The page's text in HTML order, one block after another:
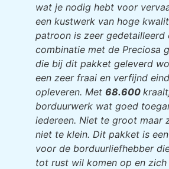
wat je nodig hebt voor
een kustwerk van hoge
patroon is zeer gedetailleerd
combinatie met de Preciosa
die bij dit pakket geleverd
een zeer fraai en verfijnd
opleveren. Met 68.600
borduurwerk wat goed
iedereen. Niet te groot maar
niet te klein. Dit pakket is
voor de borduurliefhebber
tot rust wil komen op en zich